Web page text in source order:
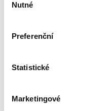
souhlasu
Nutné
Preferenční
Statistické
Marketingové
Zveřejněno 05.07.2026 12:05